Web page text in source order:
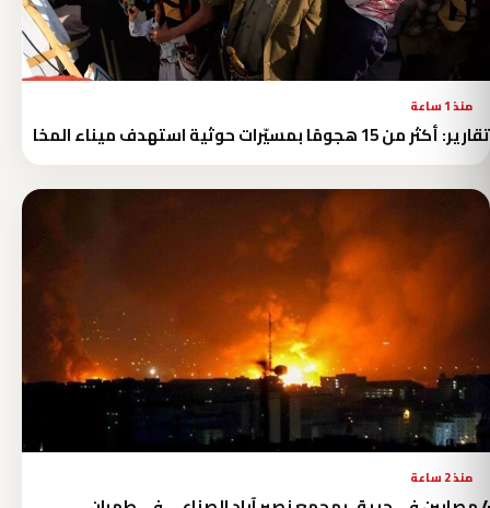
منذ 1 ساعة
تقارير: أكثر من 15 هجومًا بمسيّرات حوثية استهدف ميناء المخا
منذ 2 ساعة